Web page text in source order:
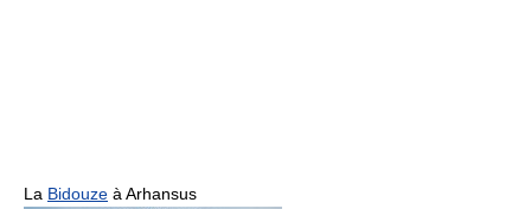
La Bidouze à Arhansus